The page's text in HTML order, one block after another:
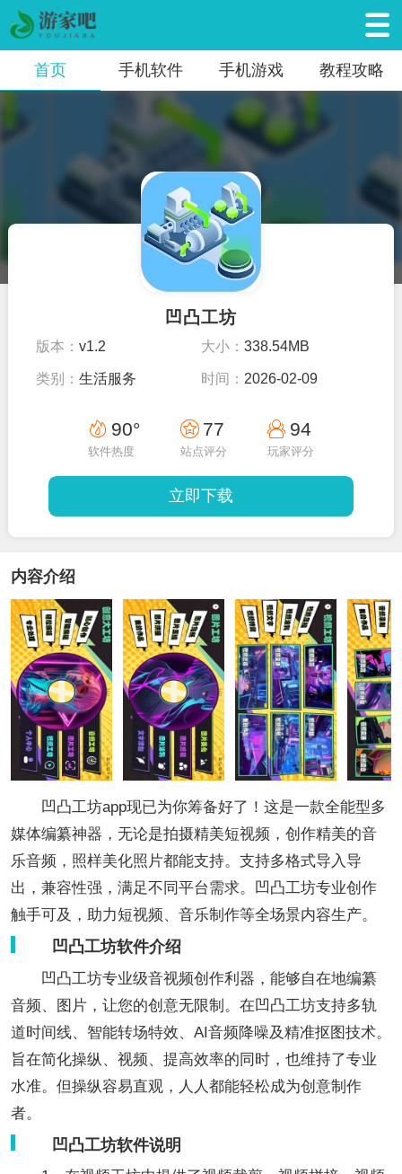
首页 手机软件 手机游戏 教程攻略
凹凸工坊
版本：v1.2 大小： 338.54MB
类别：生活服务 时间： 2026-02-09
90°
软件热度
77
站点评分
94
玩家评分
立即下载
内容介绍
凹凸工坊app现已为你筹备好了！这是一款全能型多
媒体编纂神器，无论是拍摄精美短视频，创作精美的音
乐音频，照样美化照片都能支持。支持多格式导入导
出，兼容性强，满足不同平台需求。凹凸工坊专业创作
触手可及，助力短视频、音乐制作等全场景内容生产。
凹凸工坊软件介绍
凹凸工坊专业级音视频创作利器，能够自在地编纂
音频、图片，让您的创意无限制。在凹凸工坊支持多轨
道时间线、智能转场特效、AI音频降噪及精准抠图技术。
旨在简化操纵、视频、提高效率的同时，也维持了专业
水准。但操纵容易直观，人人都能轻松成为创意制作
者。
凹凸工坊软件说明